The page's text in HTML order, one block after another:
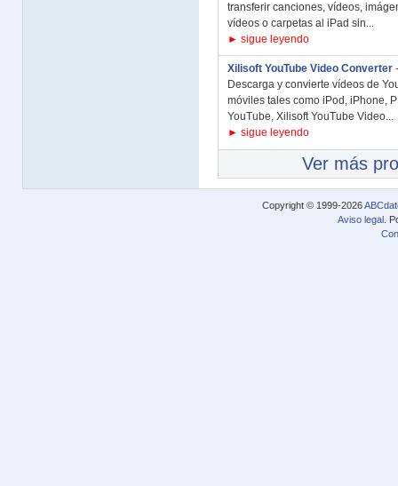
transferir canciones, vídeos,
vídeos o carpetas al iPad sin...
► sigue leyendo
Xilisoft YouTube Video Converter
Descarga y convierte vídeos de
móviles tales como iPod, iPhone,
YouTube, Xilisoft YouTube Video...
► sigue leyendo
Ver más
Copyright © 1999-2026
Aviso legal .